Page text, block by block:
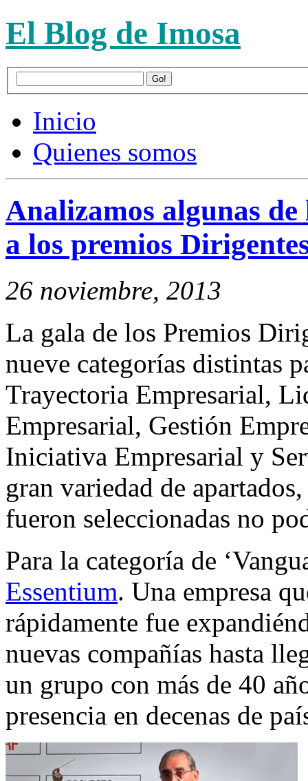
El Blog de Imosa
Inicio
Quienes somos
Analizamos algunas de
a los premios
26 noviembre, 2013
La gala de los Premios
nueve categorías distintas
Trayectoria Empresarial,
Empresarial, Gestión
Iniciativa Empresarial y
gran variedad de
fueron seleccionadas no
Para la categoría de
Essentium. Una empresa
rápidamente fue
nuevas compañías hasta
un grupo con más de 40
presencia en decenas de